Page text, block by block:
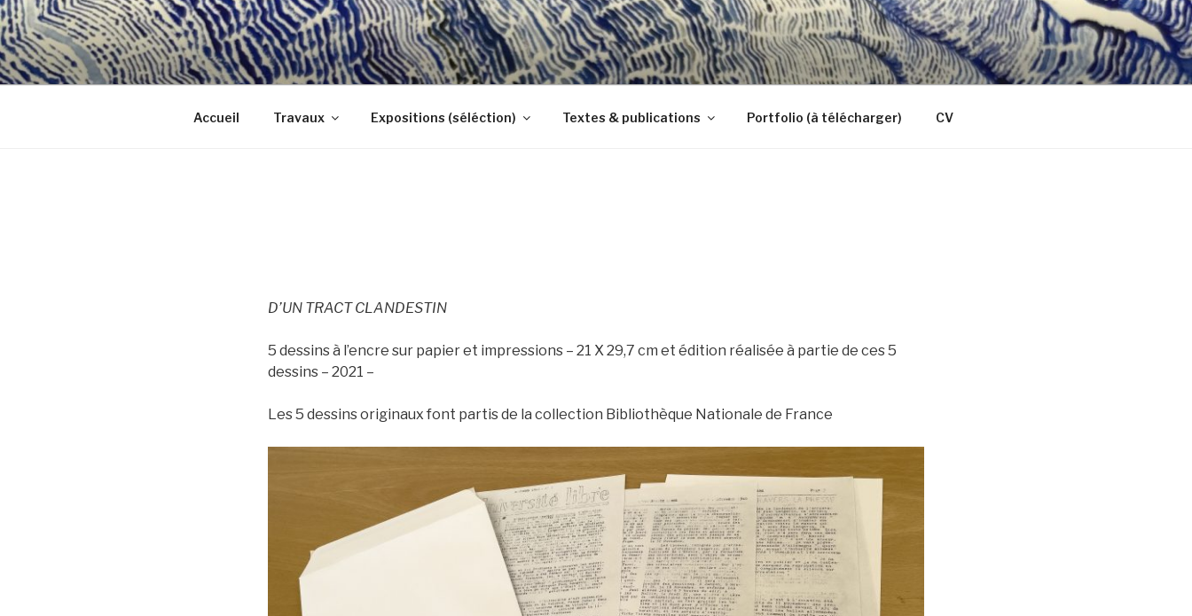
Aller
au
contenu
principal
Accueil Travaux Expositions (séléction) Textes & publications Portfolio (à télécharger) CV
D’UN TRACT CLANDESTIN
5 dessins à l’encre sur papier et impressions – 21 X 29,7 cm et édition réalisée à partie de ces 5
dessins – 2021 –
Les 5 dessins originaux font partis de la collection Bibliothèque Nationale de France